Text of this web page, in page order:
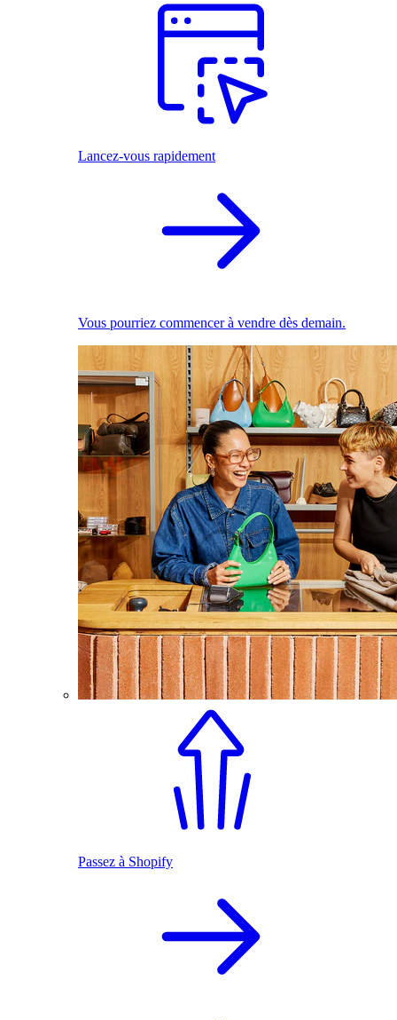
Lancez-vous rapidement
Vous pourriez commencer à vendre dès demain.
Passez à Shopify